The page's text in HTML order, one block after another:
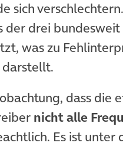
sich
der drei
was zu
darstellt.
dass die
nicht alle
Es ist